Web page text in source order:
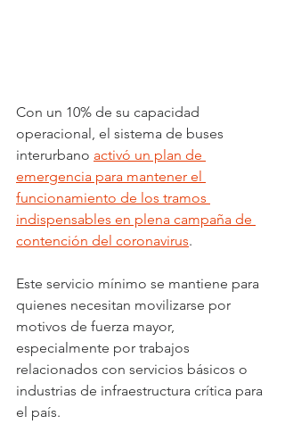
Con un 10% de su capacidad
operacional, el sistema de buses
interurbano activó un plan de
emergencia para mantener el
funcionamiento de los tramos
indispensables en plena campaña de
contención del coronavirus.
Este servicio mínimo se mantiene para
quienes necesitan movilizarse por
motivos de fuerza mayor,
especialmente por trabajos
relacionados con servicios básicos o
industrias de infraestructura crítica para
el país.